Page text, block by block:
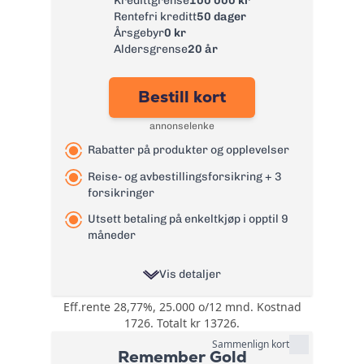
lån, Helårs
reiseforsirng,
Leiebilsforsikring
tyveriforsikring
0 kr
21,99%
Effektiv rente:
24,4%
Kontantuttak i
minibank:
0 kr
Kontantuttak i
bank:
0 kr
papirfaktura:
9 kr
Purregebyr:
35 kr
Rentefri kreditt50 dager
Årsgebyr0 kr
Aldersgrense20 år
Bestill kort
annonselenke
Rabatter på produkter og opplevelser
Reise- og avbestillingsforsikring + 3
forsikringer
Utsett betaling på enkeltkjøp i opptil 9
måneder
Vis detaljer
Rabatter på
produkter og
opplevelser
gjennom
Eff.rente 28,77%, 25.000 o/12 mnd. Kostnad
1726. Totalt kr 13726.
Sammenlign kort
Remember Gold